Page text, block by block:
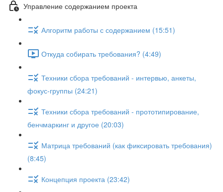
Управление содержанием проекта
Алгоритм работы с содержанием (15:51)
Откуда собирать требования? (4:49)
Техники сбора требований - интервью, анкеты,
фокус-группы (24:21)
Техники сбора требований - прототипирование,
бенчмаркинг и другое (20:03)
Матрица требований (как фиксировать требования)
(8:45)
Концепция проекта (23:42)